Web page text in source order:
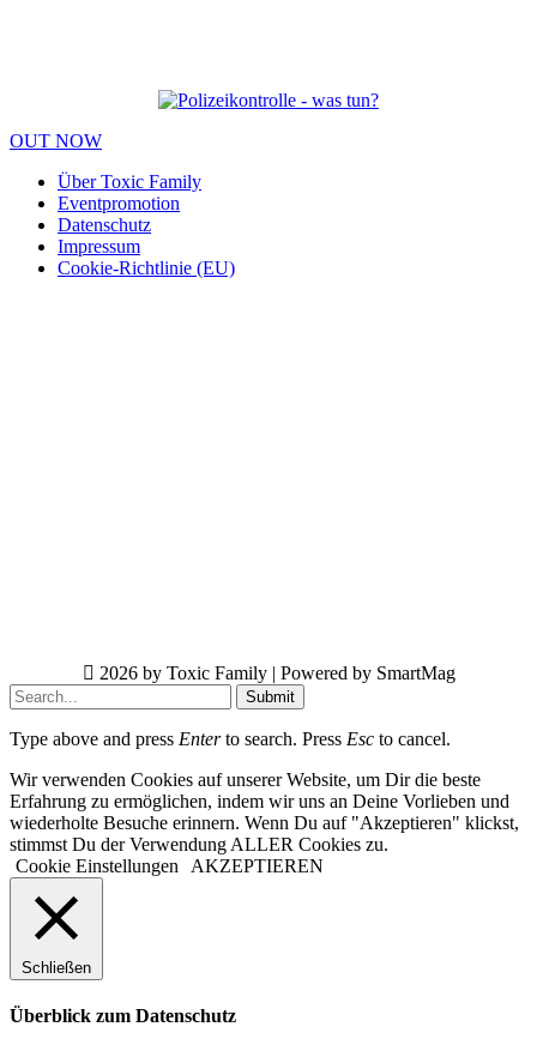
OUT NOW
Über Toxic Family
Eventpromotion
Datenschutz
Impressum
Cookie-Richtlinie (EU)
2026 by Toxic Family | Powered by SmartMag
Submit
Type above and press Enterto search. Press Esc to cancel.
Wir verwenden Cookies auf unserer Website, um Dir die beste
Erfahrung zu ermöglichen, indem wir uns an Deine Vorlieben und
wiederholte Besuche erinnern. Wenn Du auf "Akzeptieren" klickst,
stimmst Du der Verwendung ALLER Cookies zu.
Cookie Einstellungen
AKZEPTIEREN
Schließen
Überblick zum Datenschutz